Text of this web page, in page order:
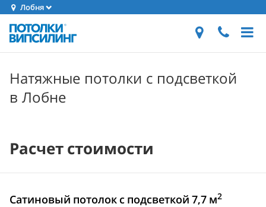
Лобня
Натяжные потолки с подсветкой
в Лобне
Расчет стоимости
Сатиновый потолок с подсветкой 7,7 м2